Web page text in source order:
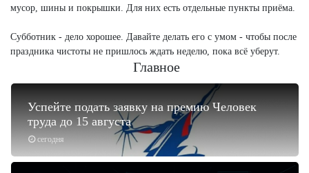
мусор, шины и покрышки. Для них есть отдельные пункты приёма.
Субботник - дело хорошее. Давайте делать его с умом - чтобы после
праздника чистоты не пришлось ждать неделю, пока всё уберут.
Главное
сегодня
Успейте подать заявку на премию Человек
труда до 15 августа